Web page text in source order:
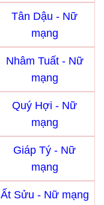
Tân Dậu - Nữ
mạng
Nhâm Tuất - Nữ
mạng
Quý Hợi - Nữ
mạng
Giáp Tý - Nữ
mạng
Ất Sửu - Nữ mạng